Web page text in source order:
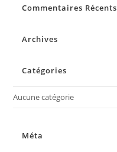
Commentaires Récents
Archives
Catégories
Aucune catégorie
Méta